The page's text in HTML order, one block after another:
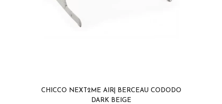
CHICCO NEXT2ME AIR| BERCEAU CODODO
DARK BEIGE